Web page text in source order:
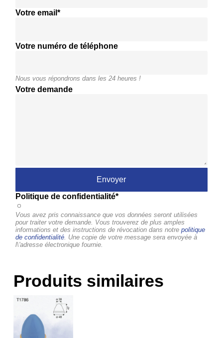
Votre email*
Votre numéro de téléphone
Nous vous répondrons dans les 24 heures !
Votre demande
Politique de confidentialité*
Vous avez pris connaissance que vos données seront utilisées
pour traiter votre demande. Vous trouverez de plus amples
informations et des instructions de révocation dans notrepolitique
de confidentialité. Une copie de votre message sera envoyée à
l\'adresse électronique fournie.
Produits similaires